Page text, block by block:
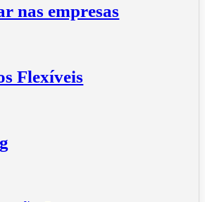
nas empresas
Flexíveis